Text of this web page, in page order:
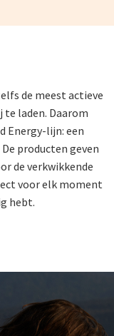
de meest actieve
laden. Daarom
Energy-lijn: een
producten geven
de verkwikkende
voor elk moment
hebt.